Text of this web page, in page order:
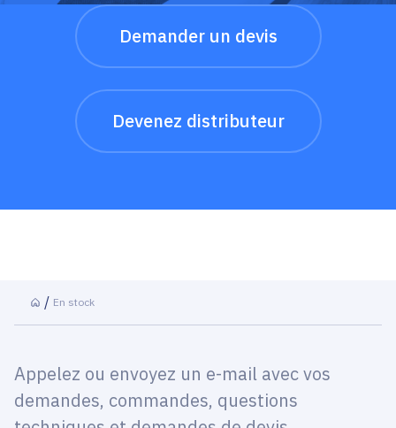
Demander un devis
Devenez distributeur
En stock
Appelez ou envoyez un e-mail avec vos
demandes, commandes, questions